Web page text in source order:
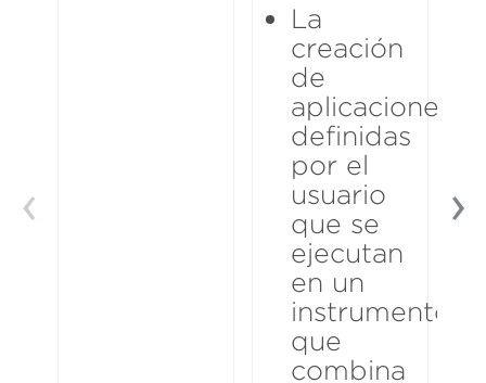
La
creación
de
aplicaciones
definidas
por el
usuario
que se
ejecutan
en un
instrumento
que
combina